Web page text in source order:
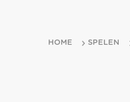
HOME SPELEN